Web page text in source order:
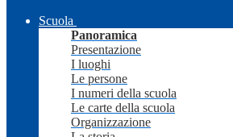
Scuola
Panoramica
Presentazione
I luoghi
Le persone
I numeri della scuola
Le carte della scuola
Organizzazione